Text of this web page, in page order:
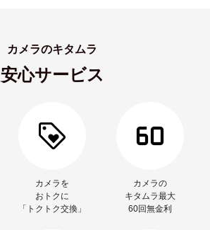
カメラのキタムラ
安心サービス
カメラを
おトクに
「トクトク交換」
カメラの
キタムラ最大
60回無金利